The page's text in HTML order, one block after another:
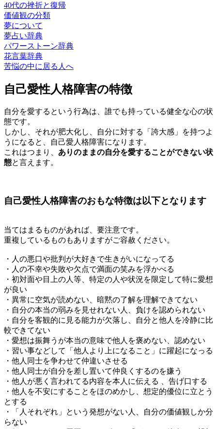
40代の挫折と復帰
価値観の分類
夢について
夢占い辞典
パワーストーン辞典
花言葉辞典
苦悩の中に居る人へ
自己愛性人格障害の特徴
自分を愛するという行為は、誰でも持っている健全な心の状
態です。
しかし、それが肥大化し、自分に対する「誇大感」を持つよ
うになると、自己愛人格障害になります。
これはつまり、 ありのままの自分を愛することができない状
態と言えます。
自己愛性人格障害のおもな特徴は以下となります
当てはまるものがあれば、要注意です。
重複しているものもありますがご容赦ください。
・人の悪口や批判が大好きで生きがいになってる
・人の不幸や失敗や欠点で満面の笑みを浮かべる
・初対面や目上の人等、特定の人や状況を限定して特に愛想
が良い
・異常に空気が読めない、暗黙の了解を理解できてない
・自分の本当の弱みを見せれない人、負けを認められない
・自分を客観的に見る能力が欠落し、自分と他人を冷静に比
較できてない
・愛想は振舞うが本当の意味で他人を褒めない、認めない
・習い事などして「他人より上になること」に躍起になっる
・他人同士を争わせて仲違いさせる
・他人同士が自分を差し置いて仲良くするのを嫌う
・他人が悪く言われてる内容を本人に伝える 、告げ口する
・他人を不安にすることをほのめかし、想定的優位に立とう
とする
・「人それぞれ」という発想がない人、自分の価値観しか分
らない